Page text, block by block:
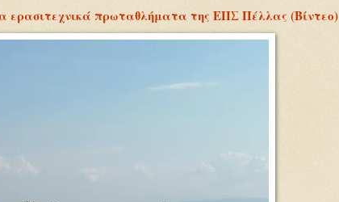
πρωταθλήματα της ΕΠΣ Πέλλας (Βίντεο)